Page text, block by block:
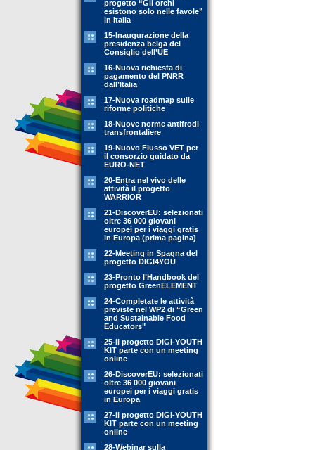
progetto “Gli orchi
esistono solo nelle favole”
in Italia
15-Inaugurazione della
presidenza belga del
Consiglio dell’UE
16-Nuova richiesta di
pagamento del PNRR
dall’Italia
17-Nuova roadmap sulle
riforme politiche
18-Nuove norme antifrodi
transfrontaliere
19-Nuovo Flusso VET per
il consorzio guidato da
EURO-NET
20-Entra nel vivo delle
attività il progetto
WARRIOR
21-DiscoverEU: selezionati
oltre 36 000 giovani
europei per i viaggi gratis
in Europa (prima pagina)
22-Meeting in Spagna del
progetto DIGI4YOU
23-Pronto l’Handbook del
progetto GreenELEMENT
24-Completate le attività
previste nel WP2 di “Green
and Sustainable Food
Educators"
25-Il progetto DIGI-YOUTH
KIT parte con un meeting
online
26-DiscoverEU: selezionati
oltre 36 000 giovani
europei per i viaggi gratis
in Europa
27-Il progetto DIGI-YOUTH
KIT parte con un meeting
online
28-Webinar sulla